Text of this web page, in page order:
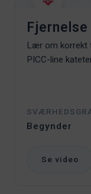
Lær om korrekt
PICC-line
Begynder
Se video